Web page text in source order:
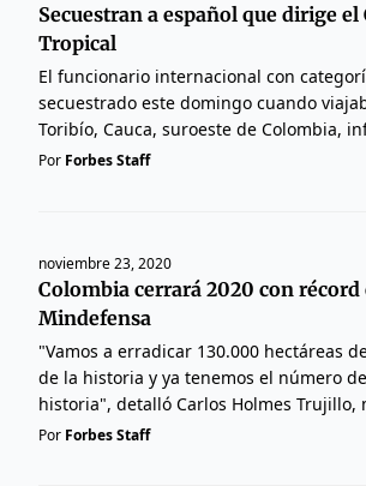
Secuestran a español que dirige
Tropical
El funcionario internacional con
secuestrado este domingo cuando
Toribío, Cauca, suroeste de Colombia,
Por Forbes Staff
noviembre 23, 2020
Colombia cerrará 2020 con
Mindefensa
"Vamos a erradicar 130.000 hectáreas
de la historia y ya tenemos el número
historia", detalló Carlos Holmes Trujillo,
Por Forbes Staff